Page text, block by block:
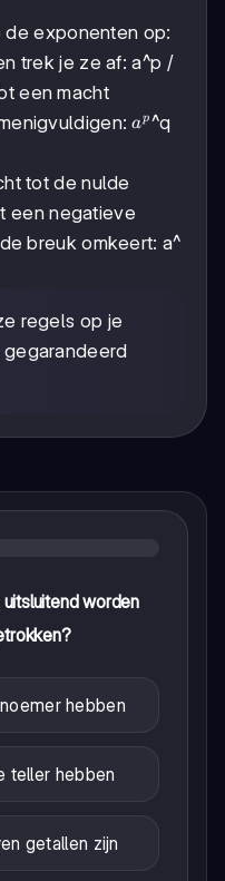
de exponenten op:
trek je ze af: a^p /
een macht
a^p
ap^q
tot de nulde
een negatieve
breuk omkeert: a^
regels op je
worden
hebben
teller hebben
getallen zijn